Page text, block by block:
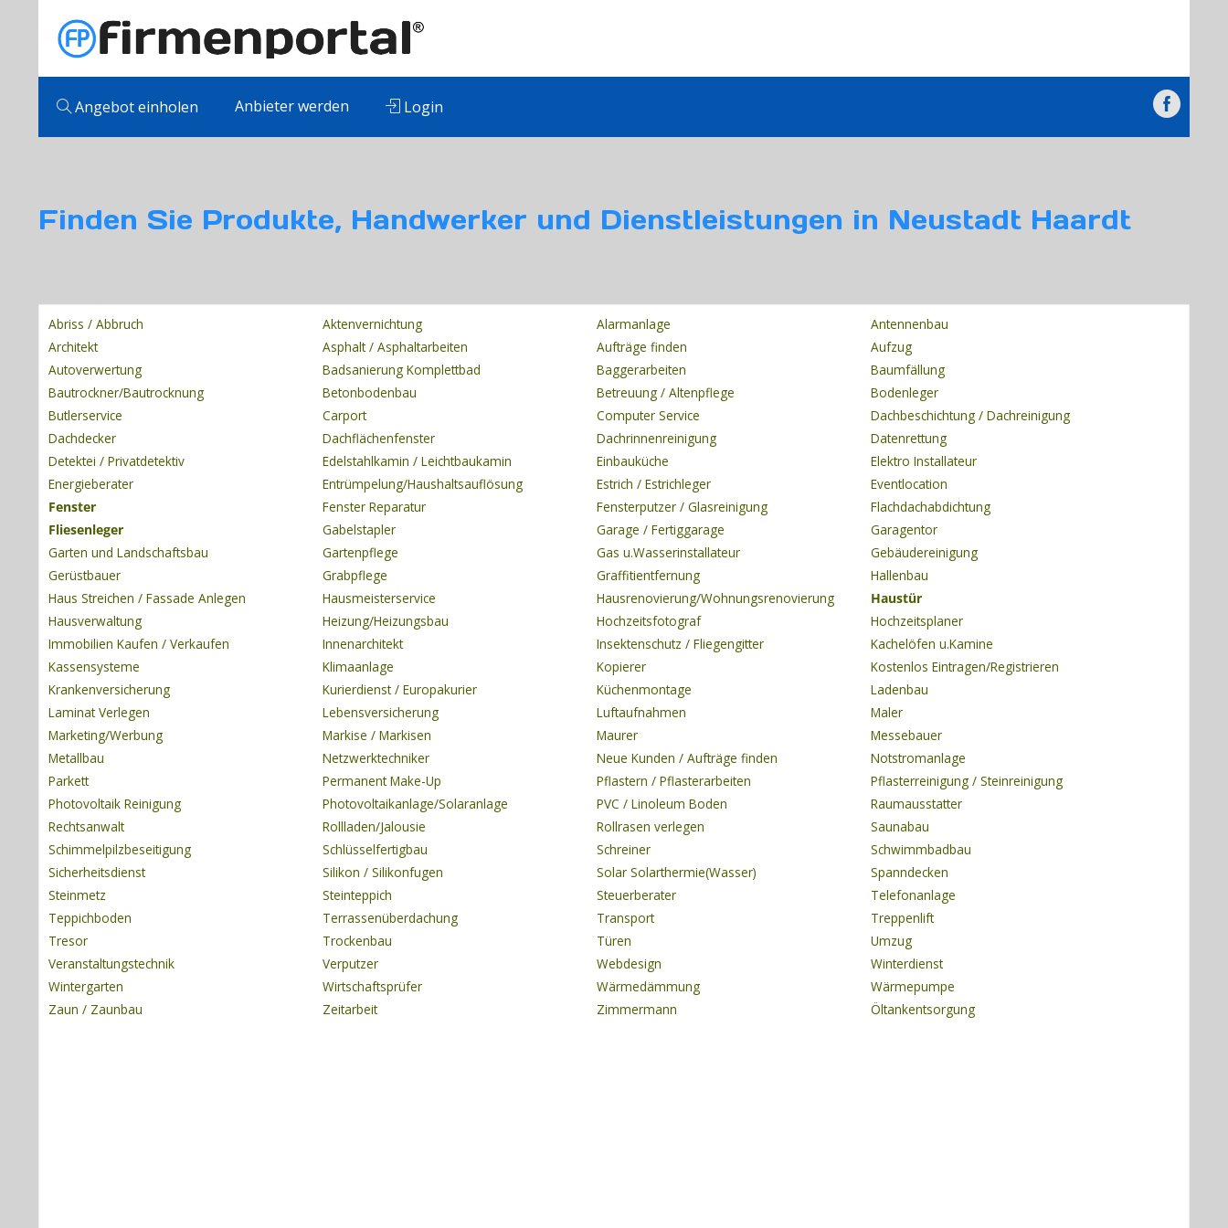
Angebot einholen Anbieter werden Login
Finden Sie Produkte, Handwerker und Dienstleistungen in Neustadt Haardt
Abriss / Abbruch Aktenvernichtung Alarmanlage
Antennenbau
Architekt
Asphalt / Asphaltarbeiten Aufträge finden
Aufzug
Autoverwertung
Badsanierung Komplettbad Baggerarbeiten
Baumfällung
Bautrockner/Bautrocknung
Betonbodenbau Betreuung / Altenpflege
Bodenleger
Butlerservice
Carport Computer Service
Dachbeschichtung / Dachreinigung
Dachdecker
Dachflächenfenster Dachrinnenreinigung
Datenrettung
Detektei / Privatdetektiv
Edelstahlkamin / Leichtbaukamin Einbauküche
Elektro Installateur
Energieberater
Entrümpelung/Haushaltsauflösung Estrich / Estrichleger
Eventlocation
Fenster
Fenster Reparatur Fensterputzer / Glasreinigung
Flachdachabdichtung
Fliesenleger
Gabelstapler Garage / Fertiggarage
Garagentor
Garten und Landschaftsbau
Gartenpflege Gas u.Wasserinstallateur
Gebäudereinigung
Gerüstbauer
Grabpflege Graffitientfernung
Hallenbau
Haus Streichen / Fassade Anlegen
Hausmeisterservice Hausrenovierung/Wohnungsrenovierung
Haustür
Hausverwaltung
Heizung/Heizungsbau Hochzeitsfotograf
Hochzeitsplaner
Immobilien Kaufen / Verkaufen
Innenarchitekt Insektenschutz / Fliegengitter
Kachelöfen u.Kamine
Kassensysteme
Klimaanlage Kopierer
Kostenlos Eintragen/Registrieren
Krankenversicherung
Kurierdienst / Europakurier Küchenmontage
Ladenbau
Laminat Verlegen
Lebensversicherung Luftaufnahmen
Maler
Marketing/Werbung
Markise / Markisen Maurer
Messebauer
Metallbau
Netzwerktechniker Neue Kunden / Aufträge finden
Notstromanlage
Parkett
Permanent Make-Up Pflastern / Pflasterarbeiten
Pflasterreinigung / Steinreinigung
Photovoltaik Reinigung
Photovoltaikanlage/Solaranlage PVC / Linoleum Boden
Raumausstatter
Rechtsanwalt
Rollladen/Jalousie Rollrasen verlegen
Saunabau
Schimmelpilzbeseitigung
Schlüsselfertigbau Schreiner
Schwimmbadbau
Sicherheitsdienst
Silikon / Silikonfugen Solar Solarthermie(Wasser)
Spanndecken
Steinmetz
Steinteppich Steuerberater
Telefonanlage
Teppichboden
Terrassenüberdachung Transport
Treppenlift
Tresor
Trockenbau Türen
Umzug
Veranstaltungstechnik
Verputzer Webdesign
Winterdienst
Wintergarten
Wirtschaftsprüfer Wärmedämmung
Wärmepumpe
Zaun / Zaunbau
Zeitarbeit Zimmermann Öltankentsorgung